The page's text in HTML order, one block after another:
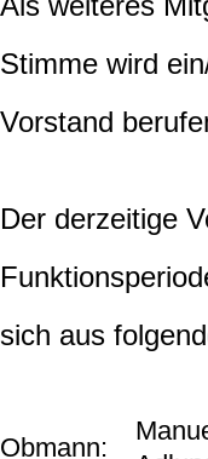
Stimme wird
Vorstand
Der derzeitige
sich aus
Obmann: